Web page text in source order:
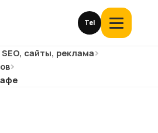
Tel
Открыть
меню
сайты, реклама